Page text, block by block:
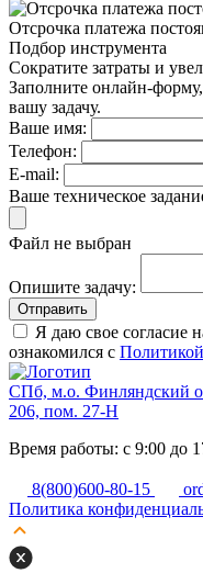
Отсрочка платежа
Подбор инструмента
Сократите затраты и
Заполните онлайн-
вашу задачу.
Ваше имя:
Телефон:
E-mail:
Ваше техническое
Файл не выбран
Опишите задачу:
Отправить
Я даю свое согласие
ознакомился с
СПб, м.о. Финляндский
206, пом. 27-Н
Время работы: с 9:00 до
8(800)600-80-15
Политика